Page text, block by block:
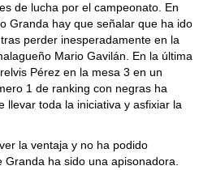
de lucha por el campeonato. En
Granda hay que señalar que ha ido
perder inesperadamente en la
Mario Gavilán. En la última
Pérez en la mesa 3 en un
1 de ranking con negras ha
llevar toda la iniciativa y asfixiar la
la ventaja y no ha podido
ha sido una apisonadora.